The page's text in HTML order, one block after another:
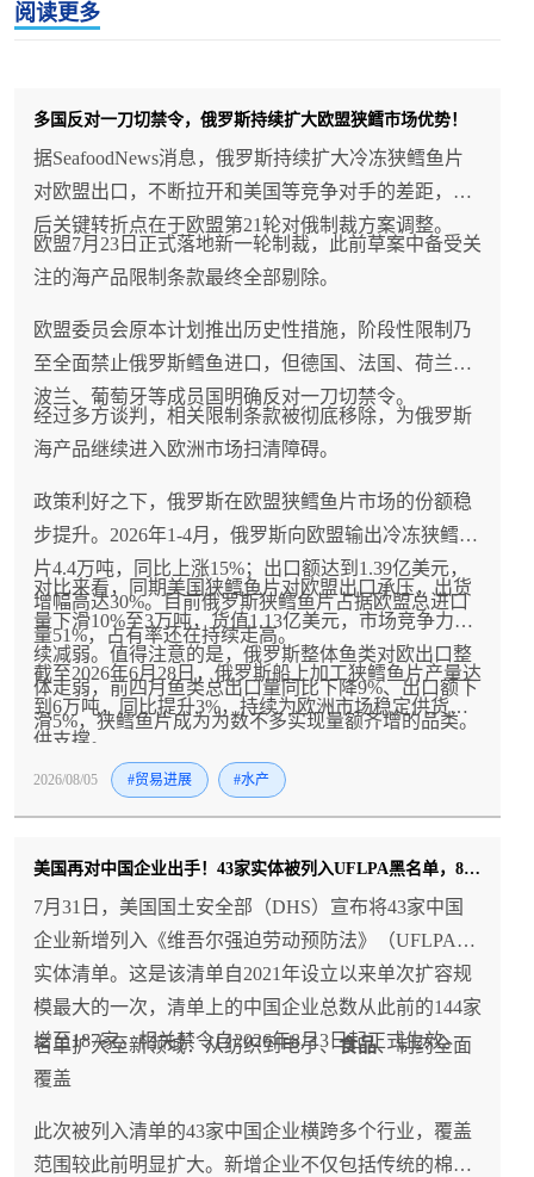
阅读更多
多国反对一刀切禁令，俄罗斯持续扩大欧盟狭鳕市场优势！
据SeafoodNews消息，俄罗斯持续扩大冷冻狭鳕鱼片
对欧盟出口，不断拉开和美国等竞争对手的差距，背
后关键转折点在于欧盟第21轮对俄制裁方案调整。
欧盟7月23日正式落地新一轮制裁，此前草案中备受关
注的海产品限制条款最终全部剔除。
欧盟委员会原本计划推出历史性措施，阶段性限制乃
至全面禁止俄罗斯鳕鱼进口，但德国、法国、荷兰、
波兰、葡萄牙等成员国明确反对一刀切禁令。
经过多方谈判，相关限制条款被彻底移除，为俄罗斯
海产品继续进入欧洲市场扫清障碍。
政策利好之下，俄罗斯在欧盟狭鳕鱼片市场的份额稳
步提升。2026年1-4月，俄罗斯向欧盟输出冷冻狭鳕鱼
片4.4万吨，同比上涨15%；出口额达到1.39亿美元，
增幅高达30%。目前俄罗斯狭鳕鱼片占据欧盟总进口
量51%，占有率还在持续走高。
对比来看，同期美国狭鳕鱼片对欧盟出口承压，出货
量下滑10%至3万吨，货值1.13亿美元，市场竞争力持
续减弱。值得注意的是，俄罗斯整体鱼类对欧出口整
体走弱，前四月鱼类总出口量同比下降9%、出口额下
滑5%，狭鳕鱼片成为为数不多实现量额齐增的品类。
截至2026年6月28日，俄罗斯船上加工狭鳕鱼片产量达
到6万吨，同比提升3%，持续为欧洲市场稳定供货提
供支撑。
2026/08/05 #贸易进展 #水产
美国再对中国企业出手！43家实体被列入UFLPA黑名单，8月3日起生效
7月31日，美国国土安全部（DHS）宣布将43家中国
企业新增列入《维吾尔强迫劳动预防法》（UFLPA）
实体清单。这是该清单自2021年设立以来单次扩容规
模最大的一次，清单上的中国企业总数从此前的144家
增至187家。相关禁令自2026年8月3日起正式生效。
名单扩大至新领域：从纺织到电子、食品、制药全面
覆盖
此次被列入清单的43家中国企业横跨多个行业，覆盖
范围较此前明显扩大。新增企业不仅包括传统的棉纺